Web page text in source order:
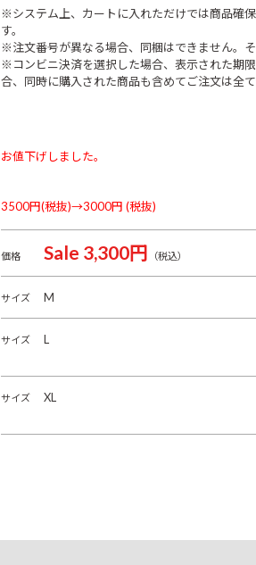
※システム上、カートに入れただけでは商品確
す。
※注文番号が異なる場合、同梱はできません。そ
※コンビニ決済を選択した場合、表示された期
合、同時に購入された商品も含めてご注文は全て
お値下げしました。
3500円(税抜)→3000円 (税抜)
価格 Sale 3,300円 （税込）
サイズ M
サイズ L
サイズ XL